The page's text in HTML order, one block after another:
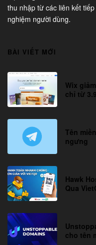
thu nhập từ các liên kết
nghiệm người dùng.
BÀI VIẾT MỚI
Wix
chỉ từ
Tên
ngưng
Hawk
Qua
cho tên